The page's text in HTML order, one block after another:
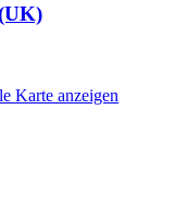
Karte anzeigen